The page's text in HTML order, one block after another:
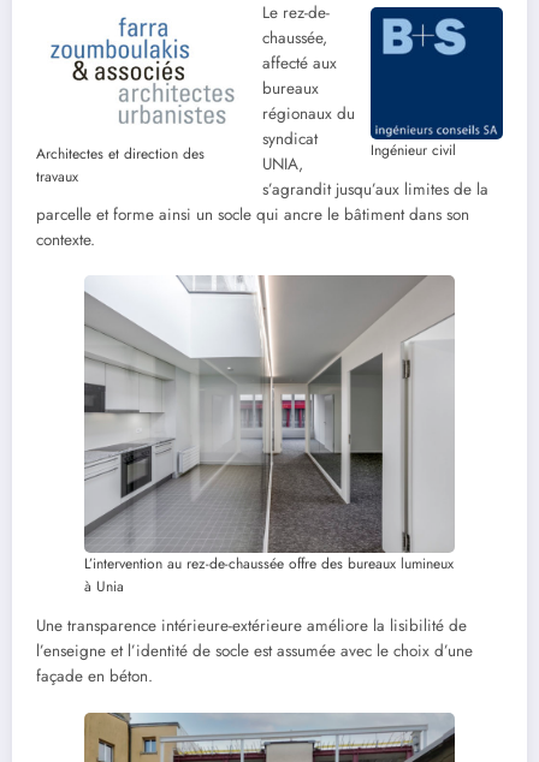
Architectes et direction des
travaux
Ingénieur civil
Le rez-de-
chaussée,
affecté aux
bureaux
régionaux du
syndicat
UNIA,
s’agrandit jusqu’aux limites de la
parcelle et forme ainsi un socle qui ancre le bâtiment dans son
contexte.
L’intervention au rez-de-chaussée offre des bureaux lumineux
à Unia
Une transparence intérieure-extérieure améliore la lisibilité de
l’enseigne et l’identité de socle est assumée avec le choix d’une
façade en béton.